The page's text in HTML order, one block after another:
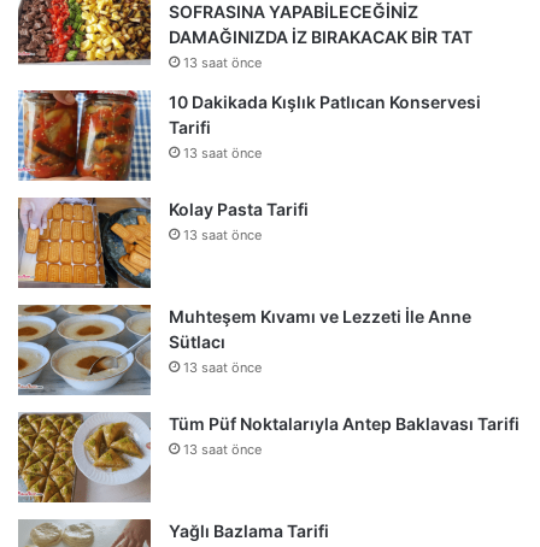
SOFRASINA YAPABİLECEĞİNİZ
DAMAĞINIZDA İZ BIRAKACAK BİR TAT
13 saat önce
10 Dakikada Kışlık Patlıcan Konservesi
Tarifi
13 saat önce
Kolay Pasta Tarifi
13 saat önce
Muhteşem Kıvamı ve Lezzeti İle Anne
Sütlacı
13 saat önce
Tüm Püf Noktalarıyla Antep Baklavası Tarifi
13 saat önce
Yağlı Bazlama Tarifi